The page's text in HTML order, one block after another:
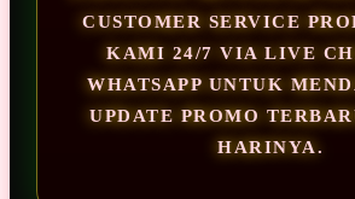
CUSTOMER SERVICE
KAMI 24/7 VIA LIVE
WHATSAPP UNTUK
UPDATE PROMO
HARINYA.